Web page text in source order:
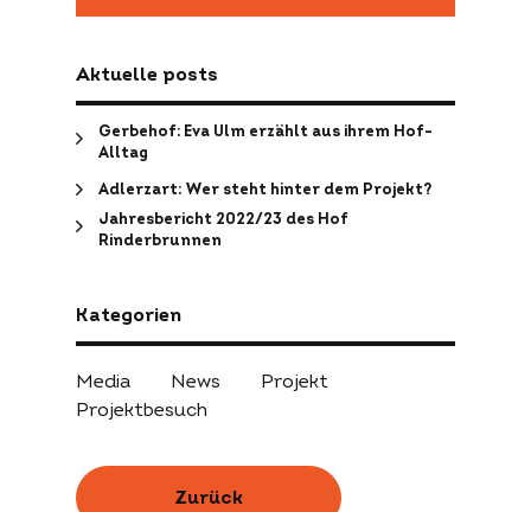
Aktuelle posts
Gerbehof: Eva Ulm erzählt aus ihrem Hof-
Alltag
Adlerzart: Wer steht hinter dem Projekt?
Jahresbericht 2022/23 des Hof
Rinderbrunnen
Kategorien
Media News
Projekt
Projektbesuch
Zurück